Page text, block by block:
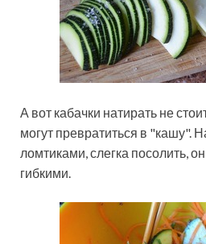
А вот кабачки натирать не
могут превратиться в "кашу".
ломтиками, слегка посолить,
гибкими.